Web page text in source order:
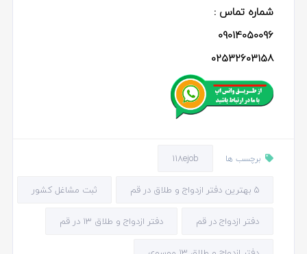
شماره تماس :
09014050096
02532603158
برچسب ها 118ejob
5 بهترین دفتر ازدواج و طلاق در قم ثبت مشاغل کشور
دفتر ازدواج در قم دفتر ازدواج و طلاق ۱۳ در قم